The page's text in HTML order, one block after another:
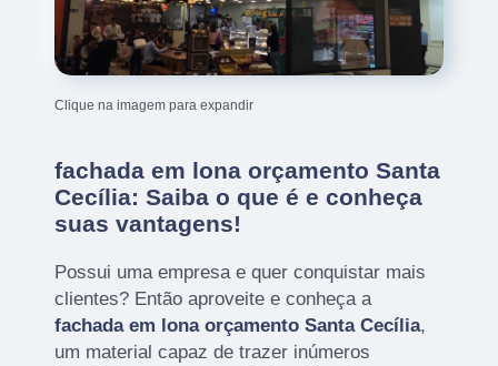
Clique na imagem para expandir
fachada em lona orçamento Santa
Cecília: Saiba o que é e conheça
suas vantagens!
Possui uma empresa e quer conquistar mais
clientes? Então aproveite e conheça a
fachada em lona orçamento Santa Cecília,
um material capaz de trazer inúmeros